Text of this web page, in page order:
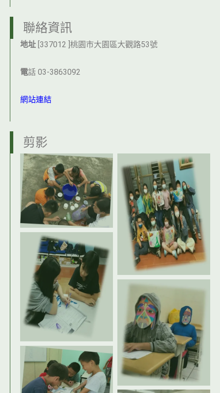
聯絡資訊
地址 [337012 ]桃園市大園區大觀路53號
電話 03-3863092
網站連結
剪影